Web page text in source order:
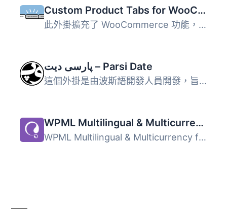
Custom Product Tabs for WooCommerce
此外掛擴充了 WooCommerce 功能，允許商店擁有者針對產品添加...
پارسی دیت – Parsi Date
這個外掛是由波斯語開發人員開發，旨在為波斯語 WordPress 帶...
WPML Multilingual & Multicurrency for WooCommerce
WPML Multilingual & Multicurrency for WooCommerce 是...